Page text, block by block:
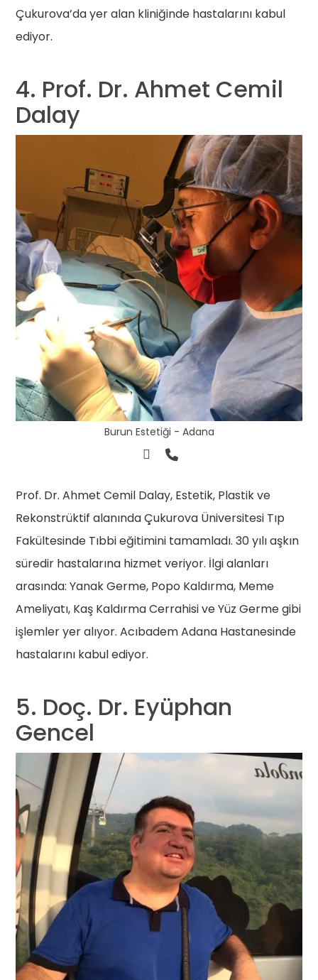
Çukurova’da yer alan kliniğinde hastalarını kabul
ediyor.
4. Prof. Dr. Ahmet Cemil
Dalay
Burun Estetiği - Adana
Prof. Dr. Ahmet Cemil Dalay, Estetik, Plastik ve
Rekonstrüktif alanında Çukurova Üniversitesi Tıp
Fakültesinde Tıbbi eğitimini tamamladı. 30 yılı aşkın
süredir hastalarına hizmet veriyor. İlgi alanları
arasında: Yanak Germe, Popo Kaldırma, Meme
Ameliyatı, Kaş Kaldırma Cerrahisi ve Yüz Germe gibi
işlemler yer alıyor. Acıbadem Adana Hastanesinde
hastalarını kabul ediyor.
5. Doç. Dr. Eyüphan
Gencel